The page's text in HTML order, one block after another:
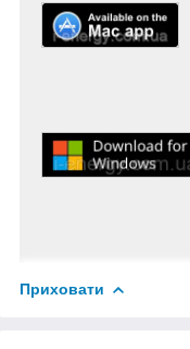
Приховати